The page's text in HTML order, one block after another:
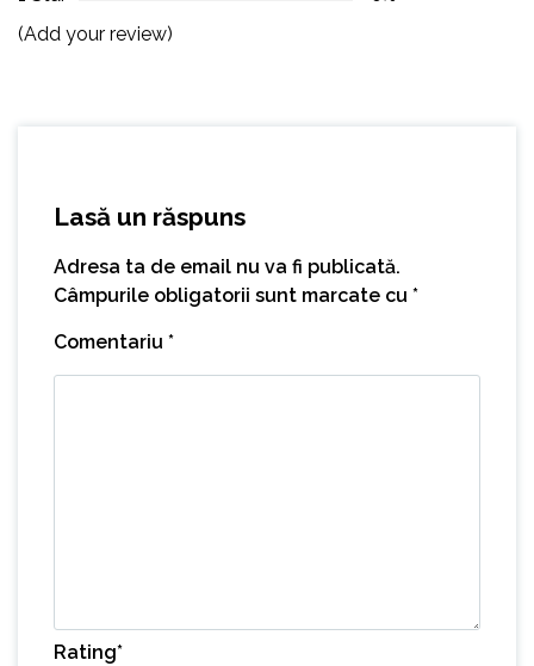
(Add your review)
Lasă un răspuns
Adresa ta de email nu va fi publicată.
Câmpurile obligatorii sunt marcate cu *
Comentariu *
Rating*